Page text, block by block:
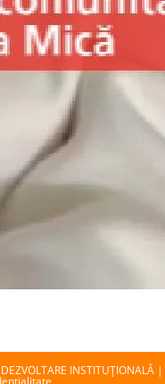
INSTITUŢIONALĂ|